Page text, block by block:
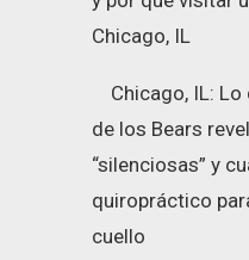
Chicago, IL
Chicago, IL:
de los Bears
“silenciosas” y
quiropráctico
cuello